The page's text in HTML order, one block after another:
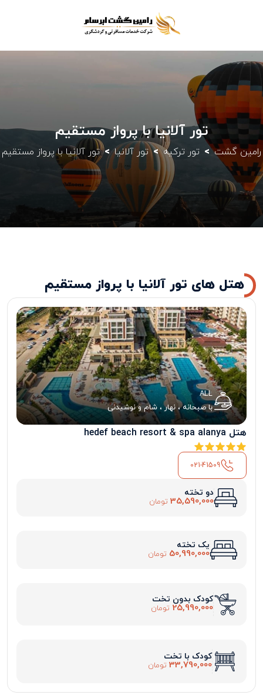
تور آلانیا با پرواز مستقیم
رامین گشت تور ترکیه تور آلانیا تور آلانیا با پرواز مستقیم
هتل های تور آلانیا با پرواز مستقیم
ALL
با صبحانه ، نهار ، شام و نوشیدنی
هتل hedef beach resort & spa alanya
021-41509
دو تخته
35,590,000 تومان
یک تخته
50,990,000 تومان
کودک بدون تخت
25,990,000 تومان
کودک با تخت
33,790,000 تومان